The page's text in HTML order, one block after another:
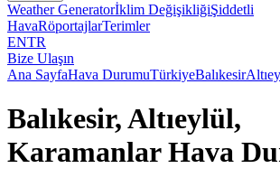
Weather Generatorİklim DeğişikliğiŞiddetli
HavaRöportajlarTerimler
ENTR
Bize Ulaşın
Ana SayfaHava DurumuTürkiyeBalıkesir
Balıkesir, Altıeylül,
Karamanlar Hava